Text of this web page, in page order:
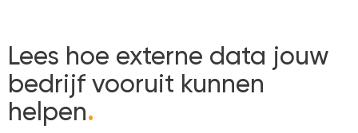
Lees hoe externe data jouw
bedrijf vooruit kunnen
helpen.